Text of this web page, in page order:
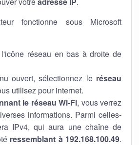
fonctionne sous Microsoft
réseau en bas à droite de
ouvert, sélectionnez le réseau
utilisez pour internet.
le réseau Wi-Fi, vous verrez
informations. Parmi celles-
IPv4, qui aura une chaîne de
ressemblant à 192.168.100.49.